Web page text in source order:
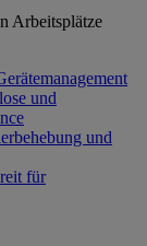
Arbeitsplätze
und
und
für